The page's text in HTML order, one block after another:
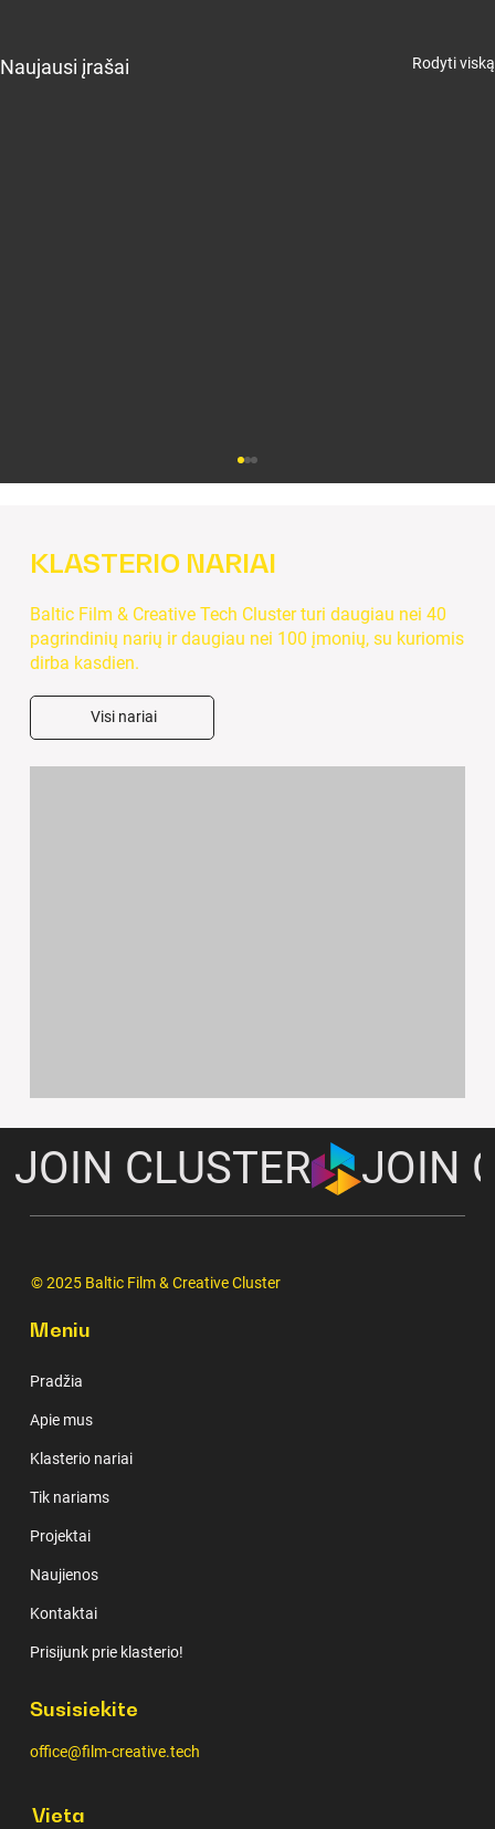
KLASTERIO NARIAI
Baltic Film & Creative Tech Cluster turi daugiau nei 40
pagrindinių narių ir daugiau nei 100 įmonių, su kuriomis
dirba kasdien.
Visi nariai
JOIN CLUSTER
Naujausi įrašai Rodyti viską
„Baltic Film & Creative Tech Cluster“
Annecy kino festivalyje
© 2025 Baltic Film & Creative Cluster
Meniu
Pradžia
Apie mus
Klasterio nariai
Tik nariams
Projektai
Naujienos
Kontaktai
Prisijunk prie klasterio!
Susisiekite
office@film-creative.tech
Vieta